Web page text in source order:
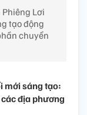
Lơi
tạo động
chuyển
mới sáng tạo:
địa phương